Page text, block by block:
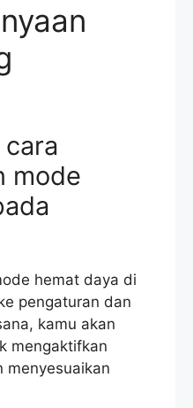
cara
mode
hemat daya di
pengaturan dan
kamu akan
mengaktifkan
menyesuaikan